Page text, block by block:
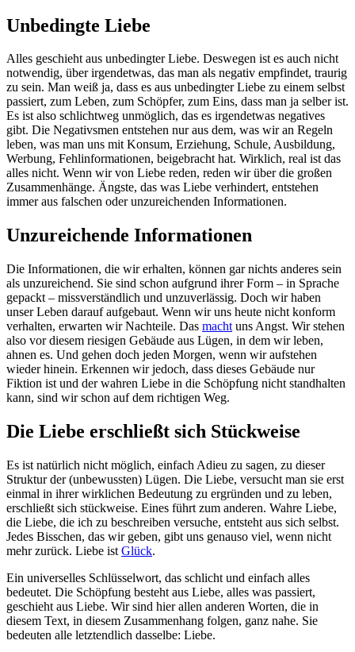
Unbedingte Liebe
Alles geschieht aus unbedingter Liebe. Deswegen ist es auch nicht
notwendig, über irgendetwas, das man als negativ empfindet, traurig
zu sein. Man weiß ja, dass es aus unbedingter Liebe zu einem selbst
passiert, zum Leben, zum Schöpfer, zum Eins, dass man ja selber ist.
Es ist also schlichtweg unmöglich, das es irgendetwas negatives
gibt. Die Negativsmen entstehen nur aus dem, was wir an Regeln
leben, was man uns mit Konsum, Erziehung, Schule, Ausbildung,
Werbung, Fehlinformationen, beigebracht hat. Wirklich, real ist das
alles nicht. Wenn wir von Liebe reden, reden wir über die großen
Zusammenhänge. Ängste, das was Liebe verhindert, entstehen
immer aus falschen oder unzureichenden Informationen.
Unzureichende Informationen
Die Informationen, die wir erhalten, können gar nichts anderes sein
als unzureichend. Sie sind schon aufgrund ihrer Form – in Sprache
gepackt – missverständlich und unzuverlässig. Doch wir haben
unser Leben darauf aufgebaut. Wenn wir uns heute nicht konform
verhalten, erwarten wir Nachteile. Das macht uns Angst. Wir stehen
also vor diesem riesigen Gebäude aus Lügen, in dem wir leben,
ahnen es. Und gehen doch jeden Morgen, wenn wir aufstehen
wieder hinein. Erkennen wir jedoch, dass dieses Gebäude nur
Fiktion ist und der wahren Liebe in die Schöpfung nicht standhalten
kann, sind wir schon auf dem richtigen Weg.
Die Liebe erschließt sich Stückweise
Es ist natürlich nicht möglich, einfach Adieu zu sagen, zu dieser
Struktur der (unbewussten) Lügen. Die Liebe, versucht man sie erst
einmal in ihrer wirklichen Bedeutung zu ergründen und zu leben,
erschließt sich stückweise. Eines führt zum anderen. Wahre Liebe,
die Liebe, die ich zu beschreiben versuche, entsteht aus sich selbst.
Jedes Bisschen, das wir geben, gibt uns genauso viel, wenn nicht
mehr zurück. Liebe ist Glück.
Ein universelles Schlüsselwort, das schlicht und einfach alles
bedeutet. Die Schöpfung besteht aus Liebe, alles was passiert,
geschieht aus Liebe. Wir sind hier allen anderen Worten, die in
diesem Text, in diesem Zusammenhang folgen, ganz nahe. Sie
bedeuten alle letztendlich dasselbe: Liebe.